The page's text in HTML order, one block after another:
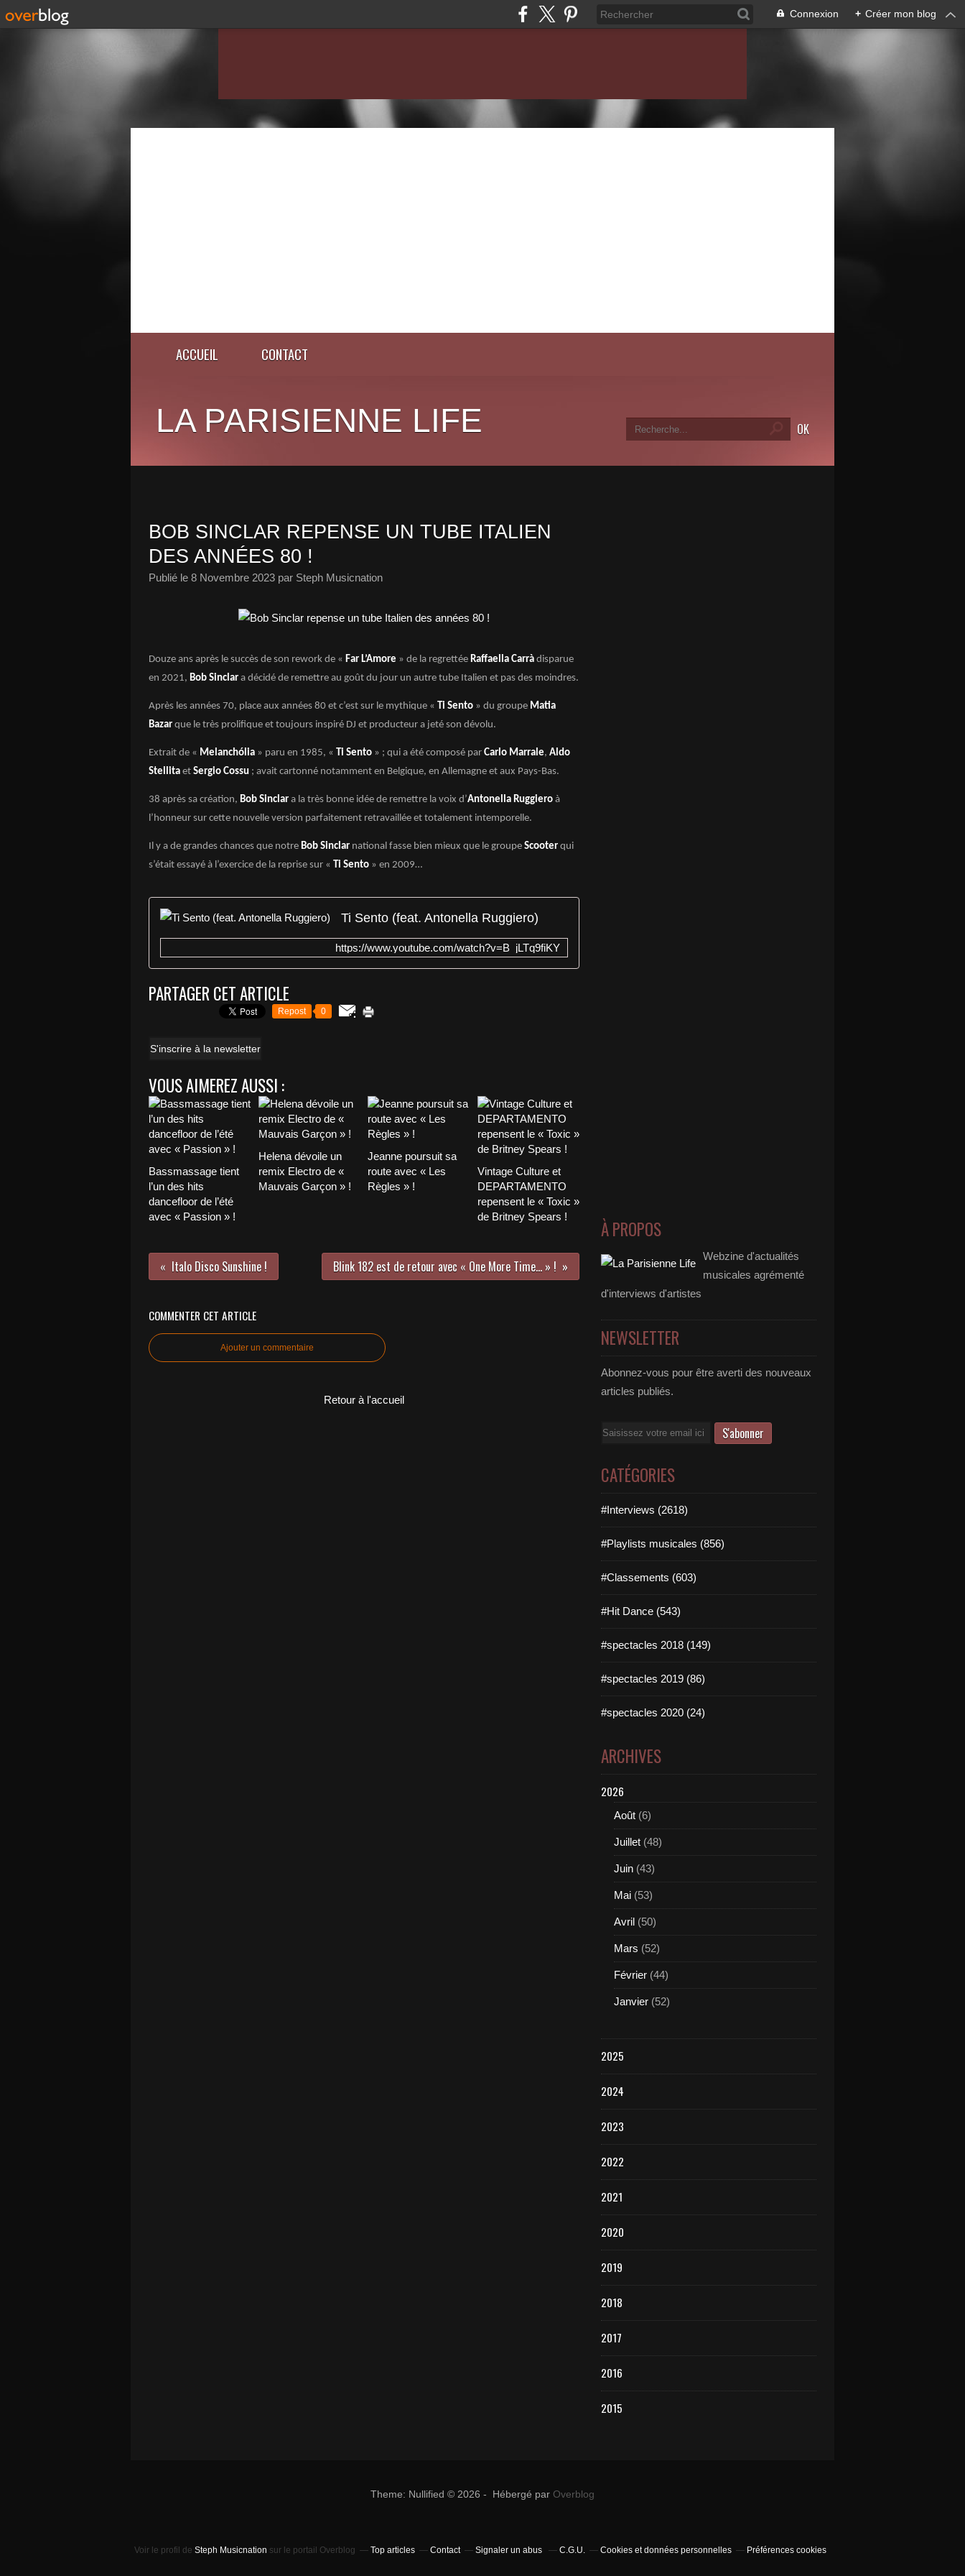
Connexion + Créer mon blog
ACCUEIL CONTACT
LA PARISIENNE LIFE
BOB SINCLAR REPENSE UN TUBE ITALIEN
DES ANNÉES 80 !
Publié le 8 Novembre 2023 par Steph Musicnation
Douze ans après le succès de son rework de « Far L’Amore » de la regrettée Raffaella Carrà disparue
en 2021, Bob Sinclar a décidé de remettre au goût du jour un autre tube Italien et pas des moindres.
Après les années 70, place aux années 80 et c’est sur le mythique « Ti Sento » du groupe Matia
Bazar que le très prolifique et toujours inspiré DJ et producteur a jeté son dévolu.
Extrait de « Melanchólia » paru en 1985, « Ti Sento » ; qui a été composé par Carlo Marrale, Aldo
Stellita et Sergio Cossu ; avait cartonné notamment en Belgique, en Allemagne et aux Pays-Bas.
38 après sa création, Bob Sinclar a la très bonne idée de remettre la voix d’Antonella Ruggiero à
l’honneur sur cette nouvelle version parfaitement retravaillée et totalement intemporelle.
Il y a de grandes chances que notre Bob Sinclar national fasse bien mieux que le groupe Scooter qui
s’était essayé à l’exercice de la reprise sur « Ti Sento » en 2009…
Ti Sento (feat. Antonella Ruggiero)
https://www.youtube.com/watch?v=B_jLTq9fiKY
PARTAGER CET ARTICLE
Repost 0
S'inscrire à la newsletter
VOUS AIMEREZ AUSSI :
Bassmassage tient
l’un des hits
dancefloor de l’été
avec « Passion » !
Helena dévoile un
remix Electro de «
Mauvais Garçon » !
Jeanne poursuit sa
route avec « Les
Règles » !
Vintage Culture et
DEPARTAMENTO
repensent le « Toxic »
de Britney Spears !
Italo Disco Sunshine ! Blink 182 est de retour avec « One More Time… » !
COMMENTER CET ARTICLE
Ajouter un commentaire
Retour à l'accueil
À PROPOS
Webzine d'actualités
musicales agrémenté
d'interviews d'artistes
NEWSLETTER
Abonnez-vous pour être averti des nouveaux
articles publiés.
Email
CATÉGORIES
#Interviews (2618)
#Playlists musicales (856)
#Classements (603)
#Hit Dance (543)
#spectacles 2018 (149)
#spectacles 2019 (86)
#spectacles 2020 (24)
ARCHIVES
2026
Août (6)
Juillet (48)
Juin (43)
Mai (53)
Avril (50)
Mars (52)
Février (44)
Janvier (52)
2025
2024
2023
2022
2021
2020
2019
2018
2017
2016
2015
Theme: Nullified © 2026 - Hébergé par Overblog
Voir le profil de Steph Musicnation sur le portail Overblog Top articles Contact Signaler un abus C.G.U. Cookies et données personnelles Préférences cookies